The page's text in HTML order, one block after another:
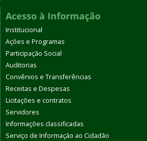
Acesso à Informação
Institucional
Ações e Programas
Participação Social
Auditorias
Convênios e Transferências
Receitas e Despesas
Licitações e contratos
Servidores
Informações classificadas
Serviço de Informação ao Cidadão